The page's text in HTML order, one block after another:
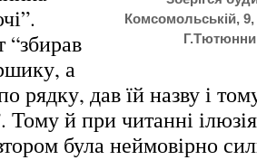
Комсомольській,
а
рядку, дав їй назву і
Тому й при читанні
була неймовірно